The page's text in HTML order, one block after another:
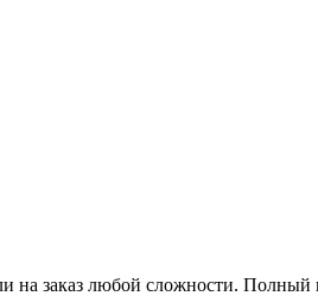
заказ любой сложности. Полный